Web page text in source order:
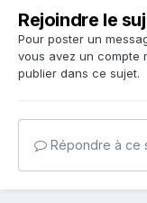
Rejoindre le
Pour poster un
vous avez un compte
publier dans ce sujet.
Répondre à ce